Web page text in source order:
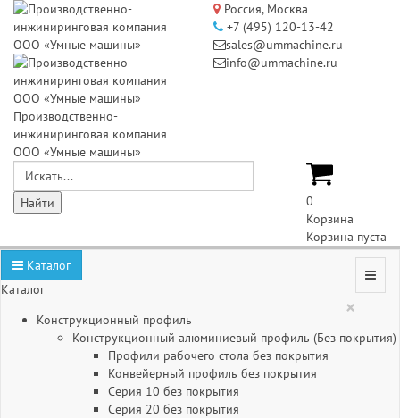
Производственно-
инжиниринговая компания
ООО «Умные машины»
Россия, Москва
+7 (495) 120-13-42
sales@ummachine.ru
info@ummachine.ru
0
Корзина
Корзина пуста
Каталог
Каталог
×
Конструкционный профиль
Конструкционный алюминиевый профиль (Без покрытия)
Профили рабочего стола без покрытия
Конвейерный профиль без покрытия
Серия 10 без покрытия
Серия 20 без покрытия